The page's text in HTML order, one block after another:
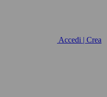
Accedi | Crea